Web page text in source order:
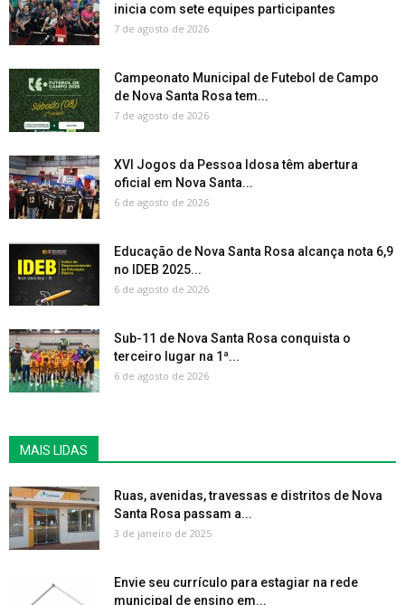
inicia com sete equipes participantes
7 de agosto de 2026
Campeonato Municipal de Futebol de Campo
de Nova Santa Rosa tem...
7 de agosto de 2026
XVI Jogos da Pessoa Idosa têm abertura
oficial em Nova Santa...
6 de agosto de 2026
Educação de Nova Santa Rosa alcança nota 6,9
no IDEB 2025...
6 de agosto de 2026
Sub-11 de Nova Santa Rosa conquista o
terceiro lugar na 1ª...
6 de agosto de 2026
MAIS LIDAS
Ruas, avenidas, travessas e distritos de Nova
Santa Rosa passam a...
3 de janeiro de 2025
Envie seu currículo para estagiar na rede
municipal de ensino em...